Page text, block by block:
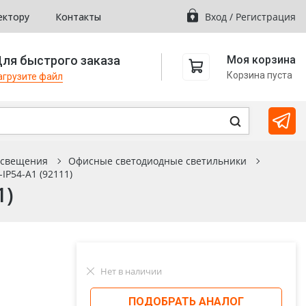
Контакты Вход / Регистрация
быстрого заказа
файл
Моя корзина
Корзина пуста
Офисные светодиодные светильники
A1 (92111)
Нет в наличии
ПОДОБРАТЬ АНАЛОГ